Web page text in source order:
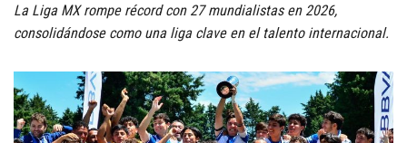
La Liga MX rompe récord con 27 mundialistas en 2026,
consolidándose como una liga clave en el talento internacional.